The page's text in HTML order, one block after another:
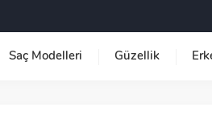
Saç Modelleri Güzellik